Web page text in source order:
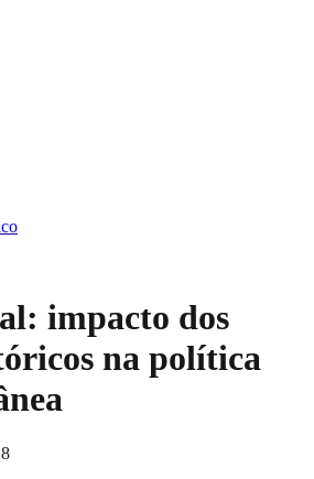
impacto dos
na política